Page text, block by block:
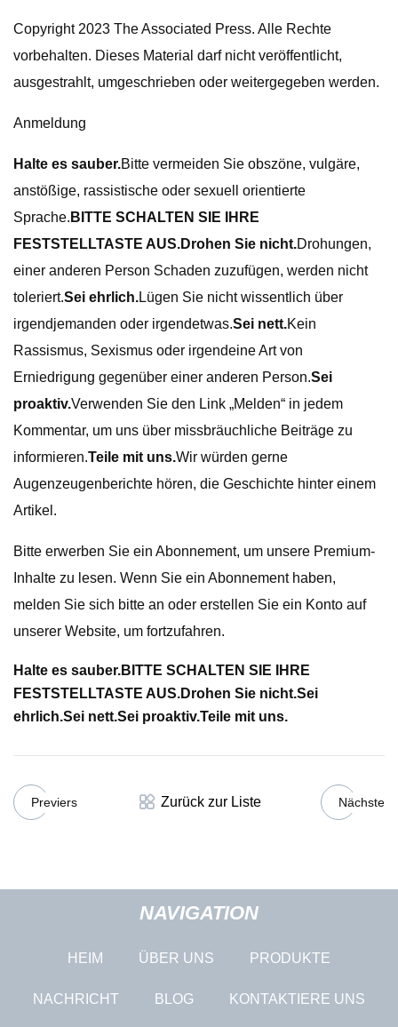
Copyright 2023 The Associated Press. Alle Rechte
vorbehalten. Dieses Material darf nicht veröffentlicht,
ausgestrahlt, umgeschrieben oder weitergegeben werden.
Anmeldung
Halte es sauber.Bitte vermeiden Sie obszöne, vulgäre,
anstößige, rassistische oder sexuell orientierte
Sprache. BITTE SCHALTEN SIE IHRE
FESTSTELLTASTE AUS.Drohen Sie nicht.Drohungen,
einer anderen Person Schaden zuzufügen, werden nicht
toleriert.Sei ehrlich.Lügen Sie nicht wissentlich über
irgendjemanden oder irgendetwas.Sei nett.Kein
Rassismus, Sexismus oder irgendeine Art von
Erniedrigung gegenüber einer anderen Person.Sei
proaktiv.Verwenden Sie den Link „Melden“ in jedem
Kommentar, um uns über missbräuchliche Beiträge zu
informieren.Teile mit uns.Wir würden gerne
Augenzeugenberichte hören, die Geschichte hinter einem
Artikel.
Bitte erwerben Sie ein Abonnement, um unsere Premium-
Inhalte zu lesen. Wenn Sie ein Abonnement haben,
melden Sie sich bitte an oder erstellen Sie ein Konto auf
unserer Website, um fortzufahren.
Halte es sauber.BITTE SCHALTEN SIE IHRE
FESTSTELLTASTE AUS.Drohen Sie nicht.Sei
ehrlich.Sei nett.Sei proaktiv.Teile mit uns.
Previers Zurück zur Liste Nächste
NAVIGATION
HEIM ÜBER UNS PRODUKTE
NACHRICHT BLOG KONTAKTIERE UNS